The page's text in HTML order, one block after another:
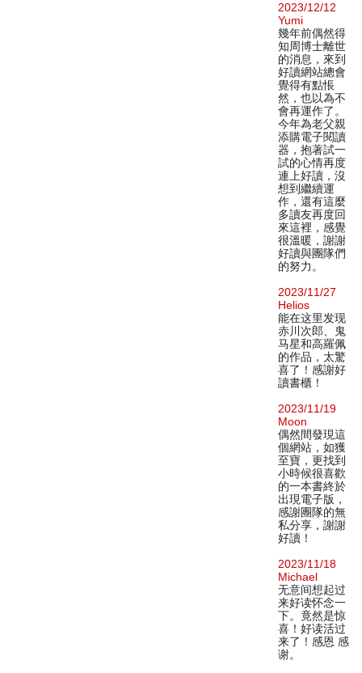
2023/12/12
Yumi
幾年前偶然得
知周博士離世
的消息，來到
好讀網站總會
覺得有點悵
然，也以為不
會再運作了。
今年為老父親
添購電子閱讀
器，抱著試一
試的心情再度
連上好讀，沒
想到繼續運
作，還有這麼
多讀友再度回
來這裡，感覺
很溫暖，謝謝
好讀與團隊們
的努力。
2023/11/27
Helios
能在这里发现
赤川次郎、鬼
马星和高羅佩
的作品，太驚
喜了！感謝好
讀書櫃！
2023/11/19
Moon
偶然間發現這
個網站，如獲
至寶，更找到
小時候很喜歡
的一本書終於
出現電子版，
感謝團隊的無
私分享，謝謝
好讀！
2023/11/18
Michael
无意间想起过
来好读怀念一
下。竟然是惊
喜！好读活过
来了！感恩 感
谢。